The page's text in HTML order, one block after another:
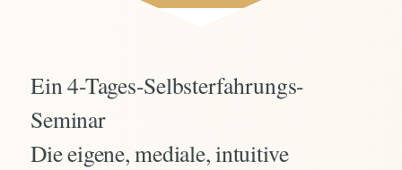
Ein 4-Tages-Selbsterfahrungs-
Seminar
Die eigene, mediale, intuitive